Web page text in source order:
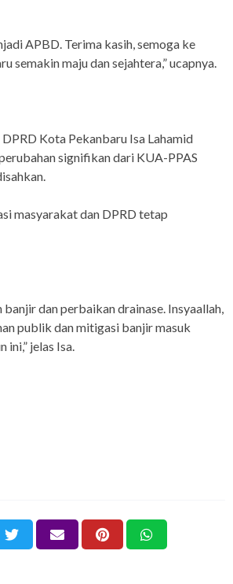
APBD. Terima kasih, semoga ke
semakin maju dan sejahtera,” ucapnya.
Kota Pekanbaru Isa Lahamid
signifikan dari KUA-PPAS
masyarakat dan DPRD tetap
banjir dan perbaikan drainase. Insyaallah,
publik dan mitigasi banjir masuk
ini,” jelas Isa.